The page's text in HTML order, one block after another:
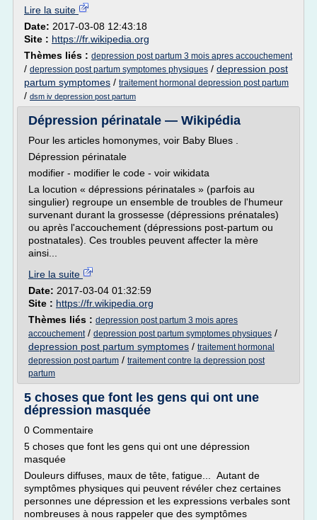
Lire la suite
Date: 2017-03-08 12:43:18
Site : https://fr.wikipedia.org
Thèmes liés : depression post partum 3 mois apres accouchement
/ depression post partum symptomes physiques / depression post
partum symptomes / traitement hormonal depression post partum
/ dsm iv depression post partum
Dépression périnatale — Wikipédia
Pour les articles homonymes, voir Baby Blues .
Dépression périnatale
modifier - modifier le code - voir wikidata
La locution « dépressions périnatales » (parfois au
singulier) regroupe un ensemble de troubles de l'humeur
survenant durant la grossesse (dépressions prénatales)
ou après l'accouchement (dépressions post-partum ou
postnatales). Ces troubles peuvent affecter la mère
ainsi...
Lire la suite
Date: 2017-03-04 01:32:59
Site : https://fr.wikipedia.org
Thèmes liés : depression post partum 3 mois apres
accouchement/ depression post partum symptomes physiques /
depression post partum symptomes / traitement hormonal
depression post partum / traitement contre la depression post
partum
5 choses que font les gens qui ont une
dépression masquée
0 Commentaire
5 choses que font les gens qui ont une dépression
masquée
Douleurs diffuses, maux de tête, fatigue... Autant de
symptômes physiques qui peuvent révéler chez certaines
personnes une dépression et les expressions verbales sont
nombreuses à nous rappeler que des symptômes